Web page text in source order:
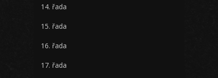
14. řada
15. řada
16. řada
17. řada